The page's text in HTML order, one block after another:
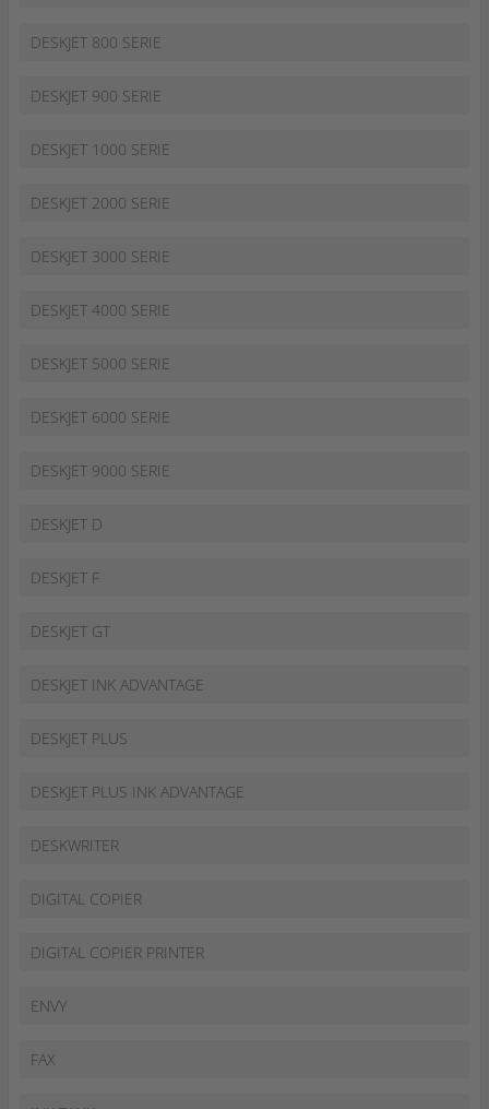
DESKJET 800 SERIE
DESKJET 900 SERIE
DESKJET 1000 SERIE
DESKJET 2000 SERIE
DESKJET 3000 SERIE
DESKJET 4000 SERIE
DESKJET 5000 SERIE
DESKJET 6000 SERIE
DESKJET 9000 SERIE
DESKJET D
DESKJET F
DESKJET GT
DESKJET INK ADVANTAGE
DESKJET PLUS
DESKJET PLUS INK ADVANTAGE
DESKWRITER
DIGITAL COPIER
DIGITAL COPIER PRINTER
ENVY
FAX